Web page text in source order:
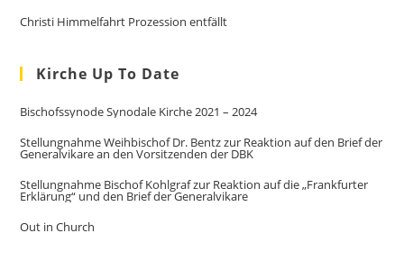
Christi Himmelfahrt Prozession entfällt
Kirche Up To Date
Bischofssynode Synodale Kirche 2021 – 2024
Stellungnahme Weihbischof Dr. Bentz zur Reaktion auf den Brief der
Generalvikare an den Vorsitzenden der DBK
Stellungnahme Bischof Kohlgraf zur Reaktion auf die „Frankfurter
Erklärung“ und den Brief der Generalvikare
Out in Church